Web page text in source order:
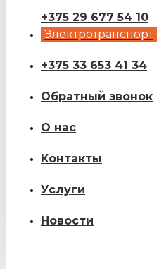
+375 29 677 54 10
Электротранспорт
+375 33 653 41 34
Обратный звонок
О нас
Контакты
Услуги
Новости